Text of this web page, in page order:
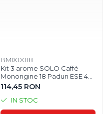
BMIX0018
Kit 3 arome SOLO Caffè
Monorigine 18 Paduri ESE 44
mm
114,45 RON
IN STOC